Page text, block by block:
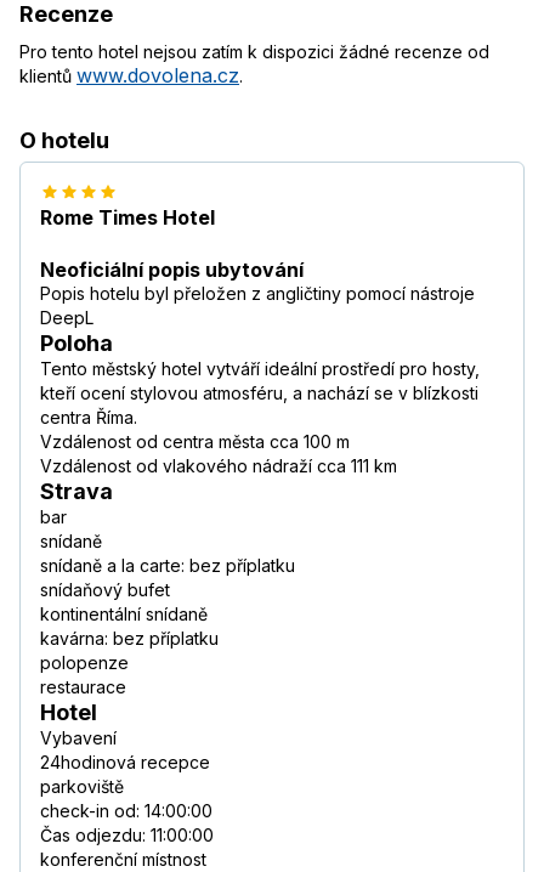
Recenze
Pro tento hotel nejsou zatím k dispozici žádné recenze od
klientů www.dovolena.cz.
O hotelu
Rome Times Hotel
Neoficiální popis ubytování
Popis hotelu byl přeložen z angličtiny pomocí nástroje
DeepL
Poloha
Tento městský hotel vytváří ideální prostředí pro hosty,
kteří ocení stylovou atmosféru, a nachází se v blízkosti
centra Říma.
Vzdálenost od centra města cca 100 m
Vzdálenost od vlakového nádraží cca 111 km
Strava
bar
snídaně
snídaně a la carte: bez příplatku
snídaňový bufet
kontinentální snídaně
kavárna: bez příplatku
polopenze
restaurace
Hotel
Vybavení
24hodinová recepce
parkoviště
check-in od: 14:00:00
Čas odjezdu: 11:00:00
konferenční místnost